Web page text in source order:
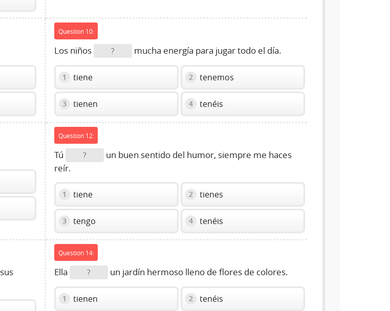
Question 10:
Los niños ? mucha energía para jugar todo el día.
1 tiene 2 tenemos
3 tienen 4 tenéis
Question 12:
Tú ?
un buen sentido del humor, siempre me haces
reír.
1 tiene 2 tienes
3 tengo 4 tenéis
Question 14:
Ella ? un jardín hermoso lleno de flores de colores.
1 tienen 2 tenéis